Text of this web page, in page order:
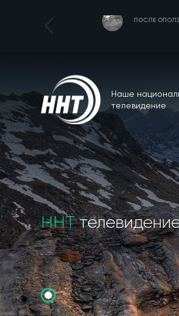
ПОСЛЕ
Наше
телевидение
ННТ